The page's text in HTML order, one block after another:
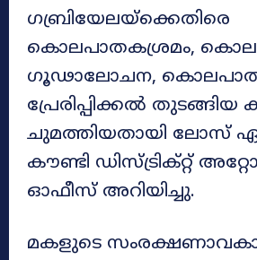
ഗബ്രിയേലയ്‌ക്കെതിരെ
കൊലപാതകശ്രമം,
ഗൂഢാലോചന,
പ്രേരിപ്പിക്കൽ തുടങ്ങിയ
ചുമത്തിയതായി ലോസ്
കൗണ്ടി ഡിസ്ട്രിക്റ്റ്
ഓഫീസ് അറിയിച്ചു.
മകളുടെ